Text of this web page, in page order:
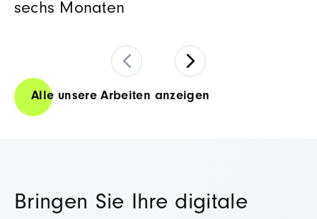
sechs Monaten
Alle unsere Arbeiten anzeigen
Bringen Sie Ihre digitale